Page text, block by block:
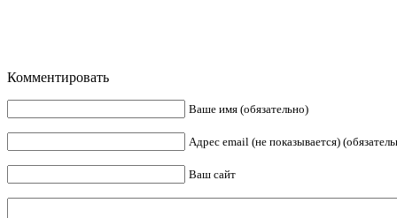
Комментировать
Ваше имя (обязательно)
Адрес email (не показывается)
Ваш сайт